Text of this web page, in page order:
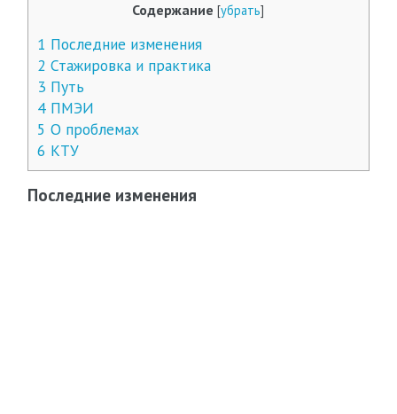
Содержание [убрать]
1 Последние изменения
2 Стажировка и практика
3 Путь
4ПМЭИ
5 О проблемах
6 КТУ
Последние изменения